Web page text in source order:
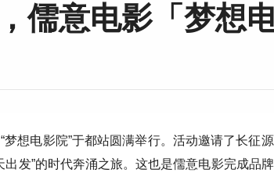
儒意电影「梦想
想电影院”于都站圆满举行。活动邀请了长征
出发”的时代奔涌之旅。这也是儒意电影完成品